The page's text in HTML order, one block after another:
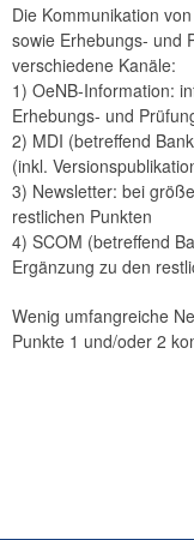
Die Kommunikation
sowie Erhebungs- und
verschiedene Kanäle:
1) OeNB-Information:
Erhebungs- und
2) MDI (betreffend
(inkl.
3) Newsletter: bei
restlichen Punkten
4) SCOM (betreffend
Ergänzung zu den
Wenig umfangreiche
Punkte 1 und/oder 2